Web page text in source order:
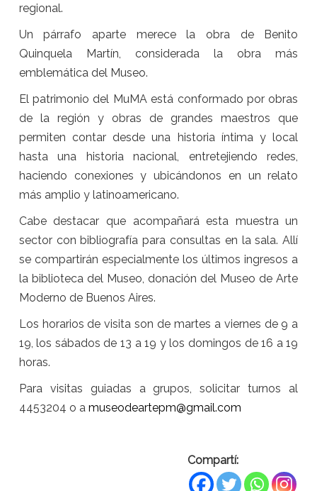
regional.
Un párrafo aparte merece la obra de Benito
Quinquela Martín, considerada la obra más
emblemática del Museo.
El patrimonio del MuMA está conformado por obras
de la región y obras de grandes maestros que
permiten contar desde una historia íntima y local
hasta una historia nacional, entretejiendo redes,
haciendo conexiones y ubicándonos en un relato
más amplio y latinoamericano.
Cabe destacar que acompañará esta muestra un
sector con bibliografía para consultas en la sala. Allí
se compartirán especialmente los últimos ingresos a
la biblioteca del Museo, donación del Museo de Arte
Moderno de Buenos Aires.
Los horarios de visita son de martes a viernes de 9 a
19, los sábados de 13 a 19 y los domingos de 16 a 19
horas.
Para visitas guiadas a grupos, solicitar turnos al
4453204 o a museodeartepm@gmail.com
Compartí: